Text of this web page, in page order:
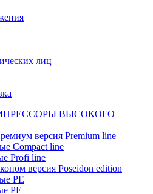
лиц
ВЫСОКОГО
версия Premium line
Compact line
Profi line
версия Poseidon edition
PE
PE